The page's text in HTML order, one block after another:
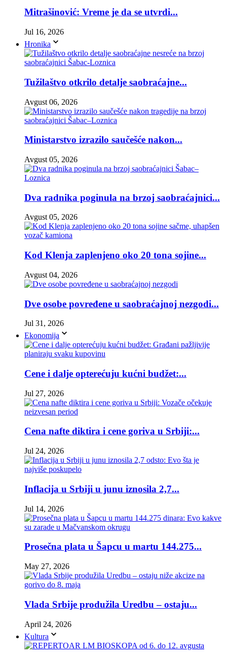
Mitrašinović: Vreme je da se utvrdi...
Jul 16, 2026
Hronika
Tužilaštvo otkrilo detalje saobraćajne...
Avgust 06, 2026
Ministarstvo izrazilo saučešće nakon...
Avgust 05, 2026
Dva radnika poginula na brzoj saobraćajnici...
Avgust 05, 2026
Kod Klenja zaplenjeno oko 20 tona sojine...
Avgust 04, 2026
Dve osobe povređene u saobraćajnoj nezgodi...
Jul 31, 2026
Ekonomija
Cene i dalje opterećuju kućni budžet:...
Jul 27, 2026
Cena nafte diktira i cene goriva u Srbiji:...
Jul 24, 2026
Inflacija u Srbiji u junu iznosila 2,7...
Jul 14, 2026
Prosečna plata u Šapcu u martu 144.275...
May 27, 2026
Vlada Srbije produžila Uredbu – ostaju...
April 24, 2026
Kultura